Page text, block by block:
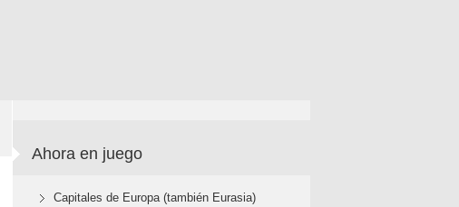
Ahora en juego
Capitales de Europa (también Eurasia)